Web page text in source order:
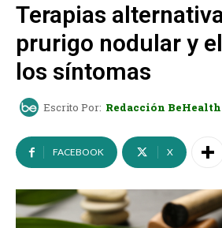
Terapias
prurigo nodular y
los síntomas
Escrito Por: Redacción BeHealth
FACEBOOK X